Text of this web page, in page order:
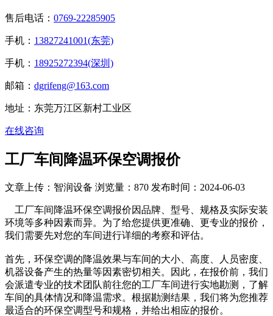
售后电话： 0769-22285905
手机： 13827241001(东莞)
手机： 18925272394(深圳)
邮箱： dgrifeng@163.com
地址：东莞万江区新村工业区
在线咨询
工厂车间降温环保空调报价
文章上传：智润设备 浏览量：870 发布时间：2024-06-03
工厂车间降温环保空调报价因品牌、型号、规格及实际安装
环境等多种因素而异。为了给您提供更准确、更专业的报价，
我们需要先对您的车间进行详细的考察和评估。
首先，环保空调的降温效果与车间的大小、高度、人员密度、
机器设备产生的热量等因素密切相关。因此，在报价前，我们
会派遣专业的技术团队前往您的工厂车间进行实地勘测，了解
车间的具体情况和降温需求。根据勘测结果，我们将为您推荐
最适合的环保空调型号和规格，并给出相应的报价。